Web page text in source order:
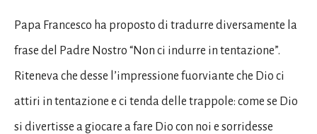
Papa Francesco ha proposto di tradurre diversamente la
frase del Padre Nostro “Non ci indurre in tentazione”.
Riteneva che desse l’impressione fuorviante che Dio ci
attiri in tentazione e ci tenda delle trappole: come se Dio
si divertisse a giocare a fare Dio con noi e sorridesse